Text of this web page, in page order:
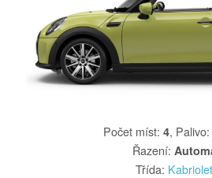
Počet míst: 4, Palivo:
Řazení:
Třída: